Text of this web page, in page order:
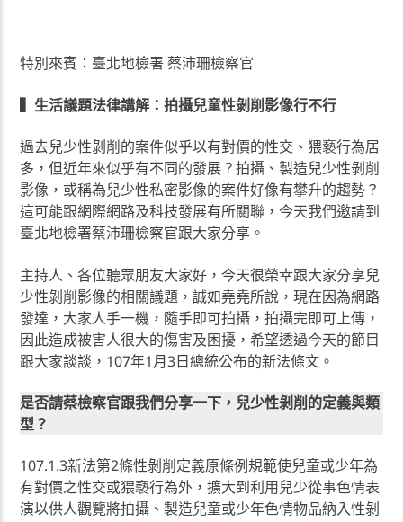
特別來賓：臺北地檢署 蔡沛珊檢察官
▍生活議題法律講解：拍攝兒童性剝削影像行不行
過去兒少性剝削的案件似乎以有對價的性交、猥褻行為居
多，但近年來似乎有不同的發展？拍攝、製造兒少性剝削
影像，或稱為兒少性私密影像的案件好像有攀升的趨勢？
這可能跟網際網路及科技發展有所關聯，今天我們邀請到
臺北地檢署蔡沛珊檢察官跟大家分享。
主持人、各位聽眾朋友大家好，今天很榮幸跟大家分享兒
少性剝削影像的相關議題，誠如堯堯所說，現在因為網路
發達，大家人手一機，隨手即可拍攝，拍攝完即可上傳，
因此造成被害人很大的傷害及困擾，希望透過今天的節目
跟大家談談，107年1月3日總統公布的新法條文。
是否請蔡檢察官跟我們分享一下，兒少性剝削的定義與類
型？
107.1.3新法第2條性剝削定義原條例規範使兒童或少年為
有對價之性交或猥褻行為外，擴大到利用兒少從事色情表
演以供人觀覽將拍攝、製造兒童或少年色情物品納入性剝